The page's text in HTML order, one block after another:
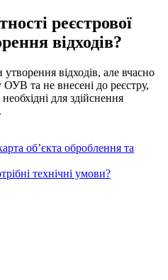
реєстрової
відходів?
відходів, але вчасно
та не внесені до реєстру,
для здійснення
об’єкта оброблення та
технічні умови?